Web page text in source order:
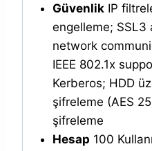
GüvenlikIP
engelleme; SSL3
network
IEEE 802.1x
Kerberos; HDD
şifreleme (AES
şifreleme
Hesap 100